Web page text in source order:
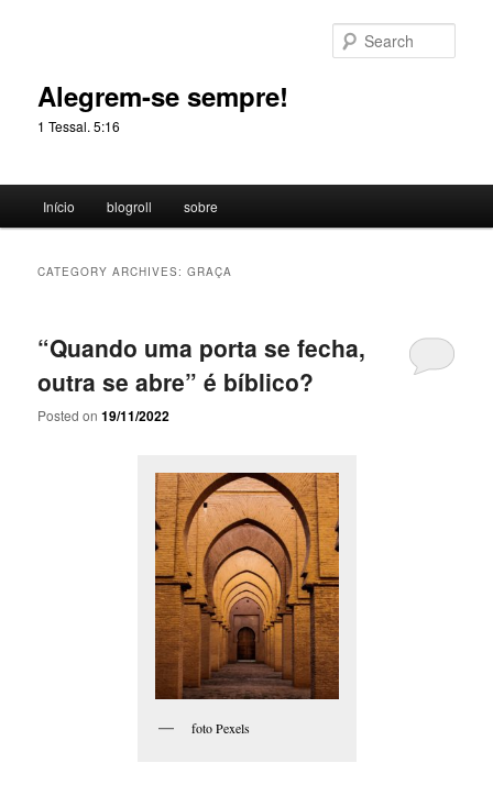
Alegrem-se sempre!
1 Tessal. 5:16
Início blogroll sobre
CATEGORY ARCHIVES:GRAÇA
“Quando uma porta se fecha,
outra se abre” é bíblico?
Posted on19/11/2022
foto Pexels